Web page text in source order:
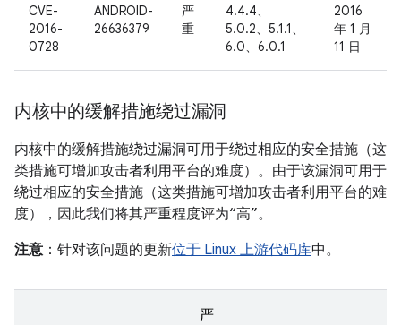
CVE-
2016-
0728
ANDROID-
26636379
严
重
4.4.4、
5.0.2、5.1.1、
6.0、6.0.1
2016
年 1 月
11 日
内核中的缓解措施绕过漏洞
内核中的缓解措施绕过漏洞可用于绕过相应的安全措施（这
类措施可增加攻击者利用平台的难度）。由于该漏洞可用于
绕过相应的安全措施（这类措施可增加攻击者利用平台的难
度），因此我们将其严重程度评为“高”。
注意：针对该问题的更新位于 Linux 上游代码库中。
严